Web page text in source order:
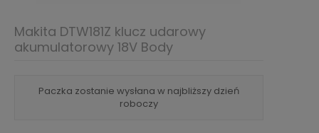
Paczka zostanie wysłana w najbliższy dzień
roboczy
Makita DTW181Z klucz udarowy
akumulatorowy 18V Body